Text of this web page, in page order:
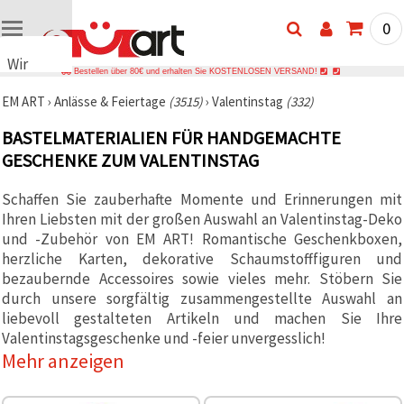
Wir
Cookies
verwenden
Cookies
und
Technologien,
um das
ordnungsgemäße
Funktionieren
der Website
sicherzustellen,
Ihr
Nutzungserlebnis
zu
verbessern
und, mit
Ihrer
0
Bestellen über 80€ und erhalten Sie KOSTENLOSEN VERSAND!
EM ART › Anlässe & Feiertage (3515)› Valentinstag (332)
BASTELMATERIALIEN FÜR HANDGEMACHTE
GESCHENKE ZUM VALENTINSTAG
Schaffen Sie zauberhafte Momente und Erinnerungen mit
Ihren Liebsten mit der großen Auswahl an Valentinstag-Deko
und -Zubehör von EM ART! Romantische Geschenkboxen,
herzliche Karten, dekorative Schaumstofffiguren und
bezaubernde Accessoires sowie vieles mehr. Stöbern Sie
durch unsere sorgfältig zusammengestellte Auswahl an
liebevoll gestalteten Artikeln und machen Sie Ihre
Valentinstagsgeschenke und -feier unvergesslich!
Mehr anzeigen